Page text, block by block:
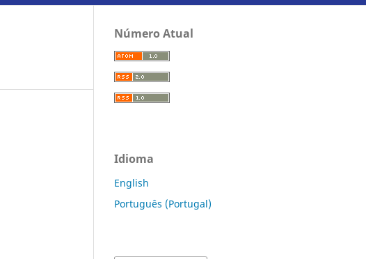
Número Atual
Idioma
English
Português (Portugal)